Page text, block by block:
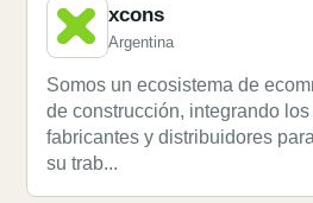
xcons
Argentina
Somos un ecosistema de
de construcción, integrando
fabricantes y distribuidores
su trab...